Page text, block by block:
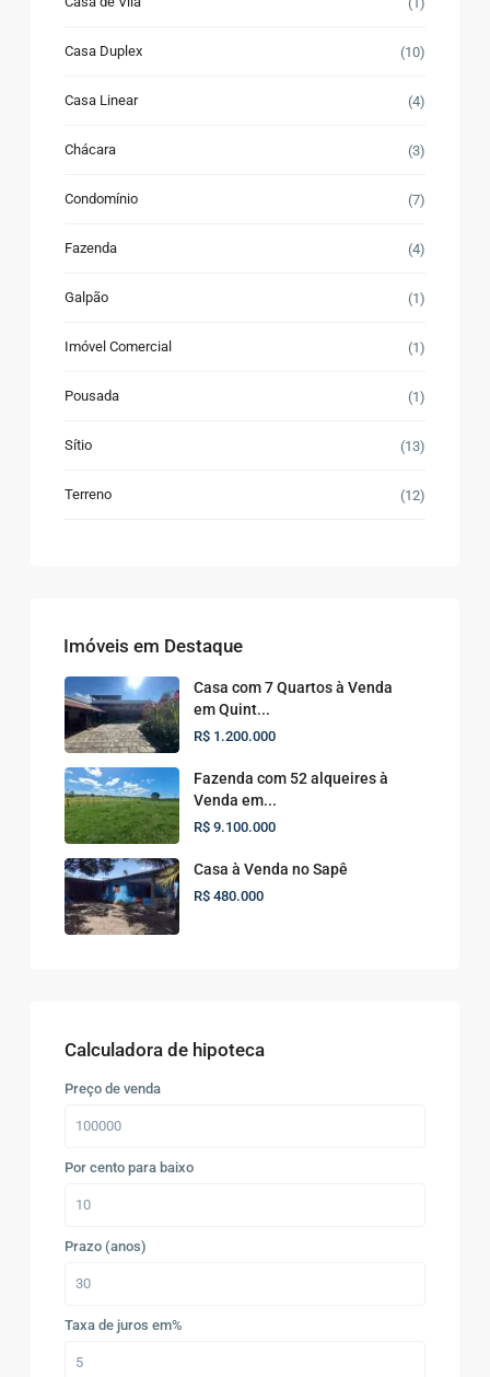
Casa Duplex (10)
Casa Linear (4)
Chácara (3)
Condomínio (7)
Fazenda (4)
Galpão (1)
Imóvel Comercial (1)
Pousada (1)
Sítio (13)
Terreno (12)
Imóveis em Destaque
Casa com 7 Quartos à Venda
em Quint...
R$ 1.200.000
Fazenda com 52 alqueires à
Venda em...
R$ 9.100.000
Casa à Venda no Sapê
R$ 480.000
Calculadora de hipoteca
Preço de venda
Por cento para baixo
Prazo (anos)
Taxa de juros em%